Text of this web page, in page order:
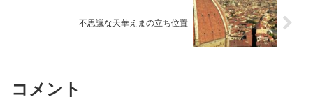
不思議な天華えまの立ち位置
コメント